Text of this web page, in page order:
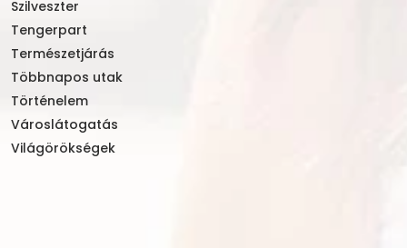
Szilveszter
Tengerpart
Természetjárás
Többnapos utak
Történelem
Városlátogatás
Világörökségek